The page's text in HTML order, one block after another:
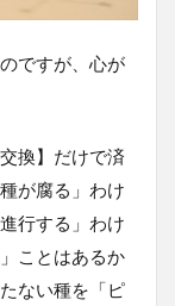
ですが、心が
換】だけで済
が腐る」わけ
行する」わけ
ことはあるか
ない種を「ピ